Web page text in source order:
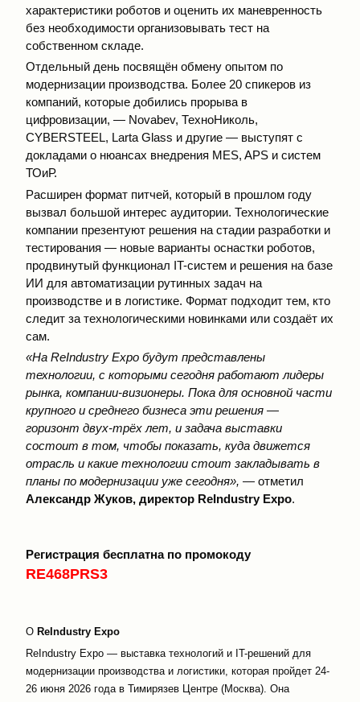
характеристики роботов и оценить их маневренность
без необходимости организовывать тест на
собственном складе.
Отдельный день посвящён обмену опытом по
модернизации производства. Более 20 спикеров из
компаний, которые добились прорыва в
цифровизации, — Novabev, ТехноНиколь,
CYBERSTEEL, Larta Glass и другие — выступят с
докладами о нюансах внедрения MES, APS и систем
ТОиР.
Расширен формат питчей, который в прошлом году
вызвал большой интерес аудитории. Технологические
компании презентуют решения на стадии разработки и
тестирования — новые варианты оснастки роботов,
продвинутый функционал IT-систем и решения на базе
ИИ для автоматизации рутинных задач на
производстве и в логистике. Формат подходит тем, кто
следит за технологическими новинками или создаёт их
сам.
«На ReIndustry Expo будут представлены
технологии, с которыми сегодня работают лидеры
рынка, компании-визионеры. Пока для основной части
крупного и среднего бизнеса эти решения —
горизонт двух-трёх лет, и задача выставки
состоит в том, чтобы показать, куда движется
отрасль и какие технологии стоит закладывать в
планы по модернизации уже сегодня», — отметил
Александр Жуков, директор ReIndustry Expo.
Регистрация бесплатна по промокоду
RE468PRS3
О ReIndustry Expo
ReIndustry Expo — выставка технологий и IT-решений для
модернизации производства и логистики, которая пройдет 24-
26 июня 2026 года в Тимирязев Центре (Москва). Она